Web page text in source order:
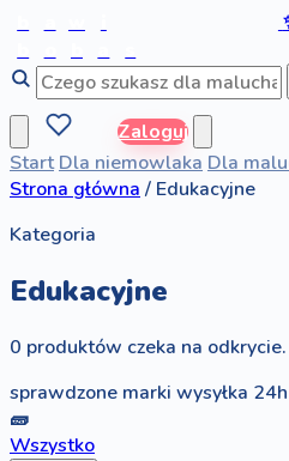
Zaloguj
Start Dla niemowlaka Dla
Strona główna / Edukacyjne
Kategoria
Edukacyjne
0 produktów czeka na
sprawdzone marki wysyłka 24h
🧱
Wszystko